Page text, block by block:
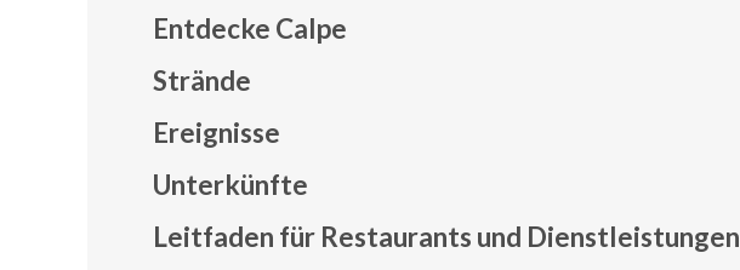
Entdecke Calpe
Strände
Ereignisse
Unterkünfte
Leitfaden für Restaurants und Dienstleistungen